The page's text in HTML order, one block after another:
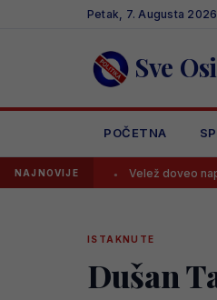
Petak, 7. Augusta
Sve
POČETNA
NAJNOVIJEVelež doveo napadača kojeg
ISTAKNUTE
Dušan